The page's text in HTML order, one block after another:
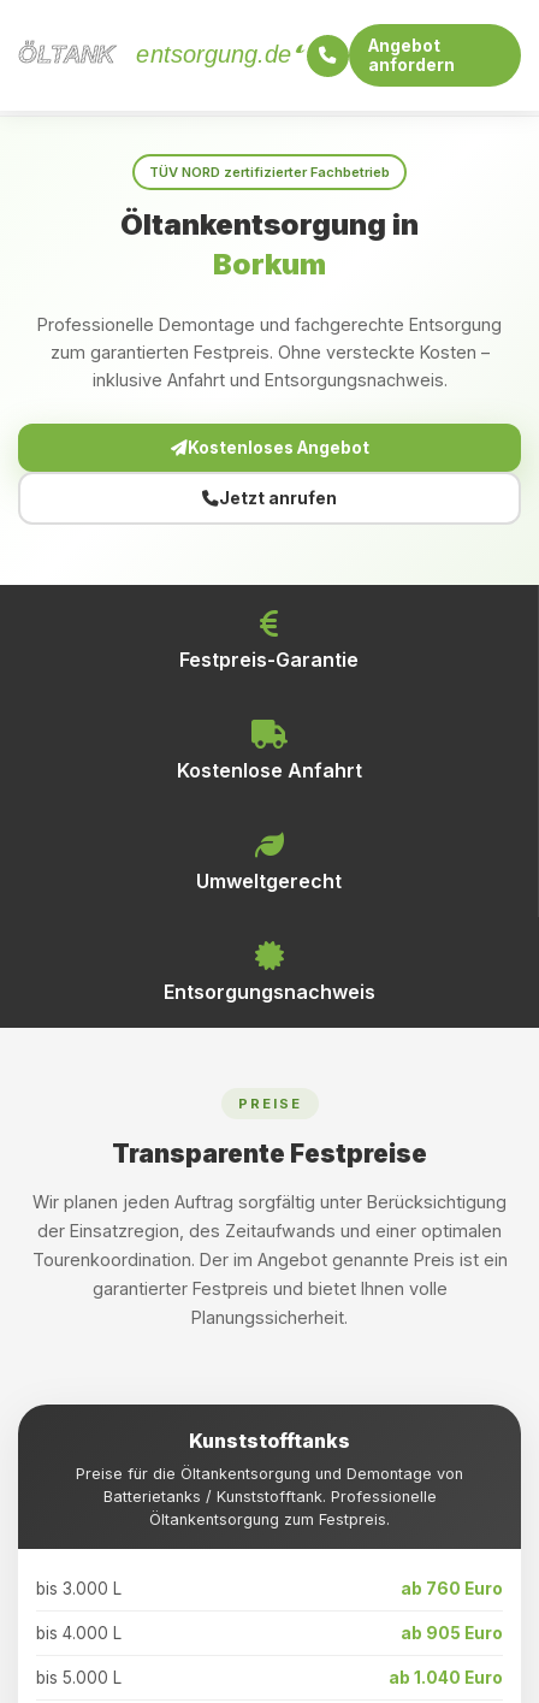
ÖLTANK
ÖLTANK entsorgung.de
Angebot
anfordern
TÜV NORD zertifizierter Fachbetrieb
Öltankentsorgung in
Borkum
Professionelle Demontage und fachgerechte Entsorgung
zum garantierten Festpreis. Ohne versteckte Kosten –
inklusive Anfahrt und Entsorgungsnachweis.
Kostenloses Angebot
Jetzt anrufen
Festpreis-Garantie
Kostenlose Anfahrt
Umweltgerecht
Entsorgungsnachweis
PREISE
Transparente Festpreise
Wir planen jeden Auftrag sorgfältig unter Berücksichtigung
der Einsatzregion, des Zeitaufwands und einer optimalen
Tourenkoordination. Der im Angebot genannte Preis ist ein
garantierter Festpreis und bietet Ihnen volle
Planungssicherheit.
Kunststofftanks
Preise für die Öltankentsorgung und Demontage von
Batterietanks / Kunststofftank. Professionelle
Öltankentsorgung zum Festpreis.
bis 3.000 L ab 760 Euro
bis 4.000 L ab 905 Euro
bis 5.000 L ab 1.040 Euro